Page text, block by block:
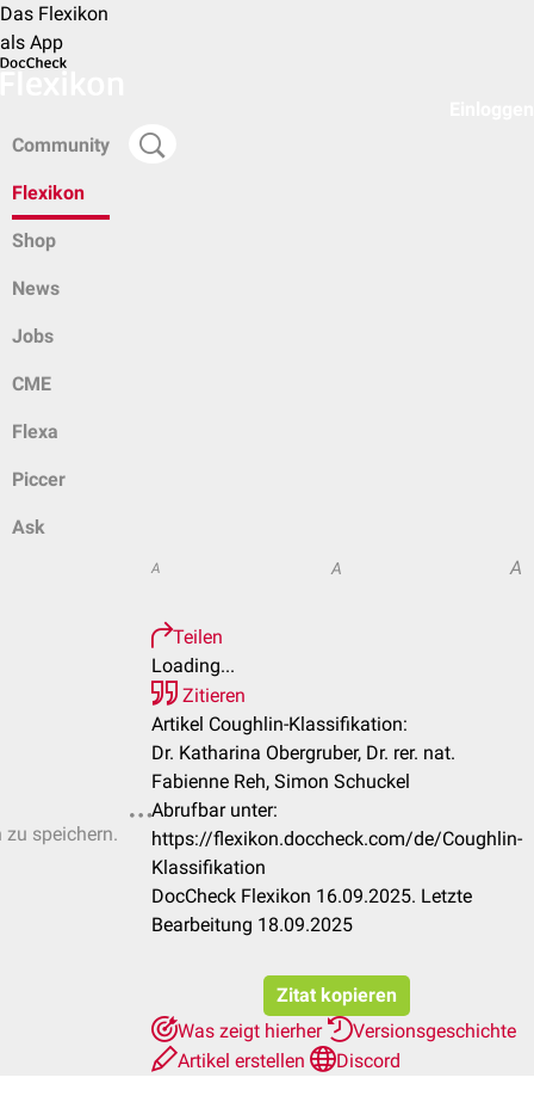
Das Flexikon
als App
Community
Flexikon
Shop
News
Jobs
CME
Flexa
Piccer
Ask
zu speichern.
A A A
Teilen
Loading...
Zitieren
Artikel Coughlin-Klassifikation:
Dr. Katharina Obergruber, Dr. rer. nat.
Fabienne Reh, Simon Schuckel
Abrufbar unter:
https://flexikon.doccheck.com/de/Coughlin-
Klassifikation
DocCheck Flexikon 16.09.2025. Letzte
Bearbeitung 18.09.2025
Zitat kopieren
Was zeigt hierher
Versionsgeschichte
Artikel erstellen
Discord